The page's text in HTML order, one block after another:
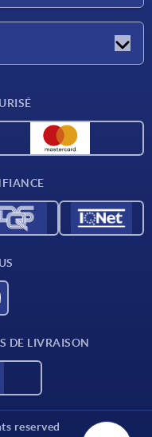
DE LIVRAISON
reserved